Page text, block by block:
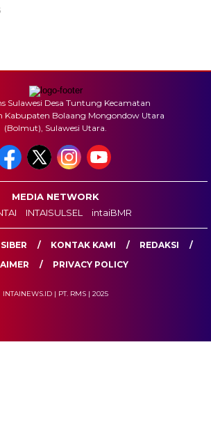
Sulawesi Desa Tuntung Kecamatan
Kabupaten Bolaang Mongondow Utara
(Bolmut), Sulawesi Utara.
MEDIA NETWORK
INTAISULSEL intaiBMR
KONTAK KAMI
REDAKSI
PRIVACY POLICY
INTAINEWS.ID | PT. RMS | 2025